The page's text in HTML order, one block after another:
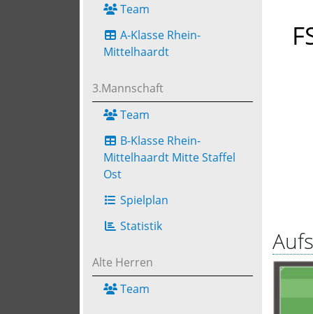
Team
A-Klasse Rhein-
Mittelhaardt
3.Mannschaft
Team
B-Klasse Rhein-
Mittelhaardt Mitte Staffel
Ost
Spielplan
Statistik
Alte Herren
Team